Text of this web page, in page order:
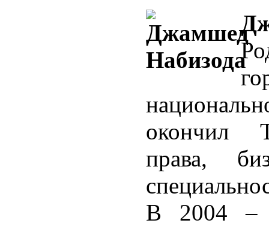
окончил
права,
В 2004 –